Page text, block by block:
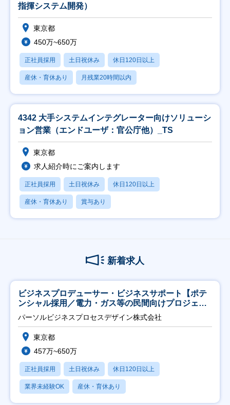
指揮システム開発）
東京都
450万~650万
正社員採用 土日祝休み 休日120日以上
産休・育休あり 月残業20時間以内
4342 大手システムインテグレーター向けソリューシ
ョン営業（エンドユーザ：官公庁他）_TS
東京都
求人紹介時にご案内します
正社員採用 土日祝休み 休日120日以上
産休・育休あり 賞与あり
新着求人
ビジネスプロデューサー・ビジネスサポート【ポテ
ンシャル採用／電力・ガス等の民間向けプロジェク
ト推進】
パーソルビジネスプロセスデザイン株式会社
東京都
457万~650万
正社員採用 土日祝休み 休日120日以上
業界未経験OK 産休・育休あり